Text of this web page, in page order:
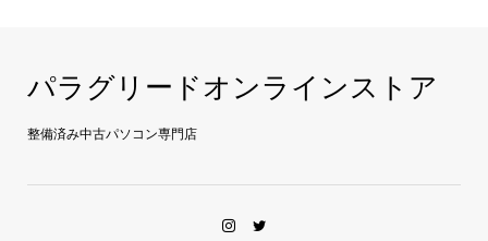
パラグリードオンラインストア
整備済み中古パソコン専門店